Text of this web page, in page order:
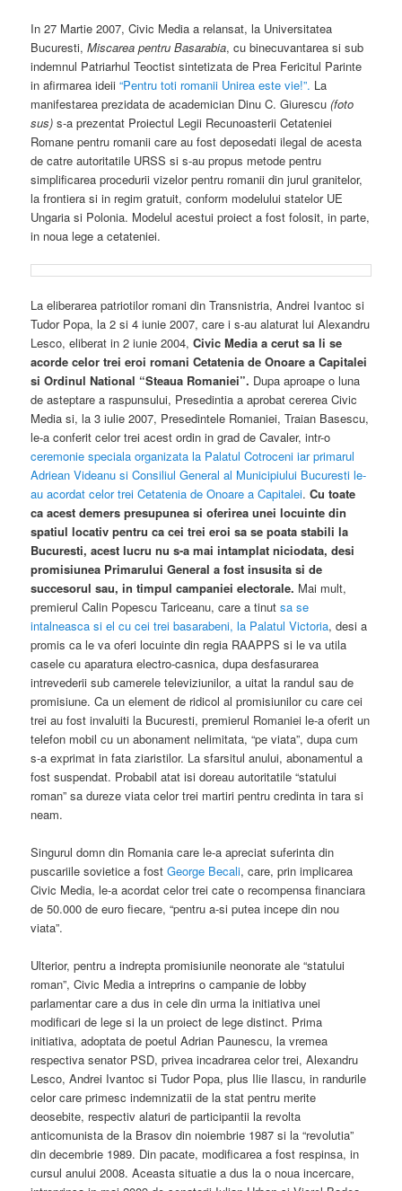
In 27 Martie 2007, Civic Media a relansat, la Universitatea
Bucuresti,Miscarea pentru Basarabia, cu binecuvantarea si sub
indemnul Patriarhul Teoctist sintetizata de Prea Fericitul Parinte
in afirmarea ideii“Pentru toti romanii Unirea este vie!”. La
manifestarea prezidata de academician Dinu C. Giurescu(foto
sus) s-a prezentat Proiectul Legii Recunoasterii Cetateniei
Romane pentru romanii care au fost deposedati ilegal de acesta
de catre autoritatile URSS si s-au propus metode pentru
simplificarea procedurii vizelor pentru romanii din jurul granitelor,
la frontiera si in regim gratuit, conform modelului statelor UE
Ungaria si Polonia. Modelul acestui proiect a fost folosit, in parte,
in noua lege a cetateniei.
La eliberarea patriotilor romani din Transnistria, Andrei Ivantoc si
Tudor Popa, la 2 si 4 iunie 2007, care i s-au alaturat lui Alexandru
Lesco, eliberat in 2 iunie 2004, Civic Media a cerut sa li se
acorde celor trei eroi romani Cetatenia de Onoare a Capitalei
si Ordinul National “Steaua Romaniei”. Dupa aproape o luna
de asteptare a raspunsului, Presedintia a aprobat cererea Civic
Media si, la 3 iulie 2007, Presedintele Romaniei, Traian Basescu,
le-a conferit celor trei acest ordin in grad de Cavaler, intr-o
ceremonie speciala organizata la Palatul Cotroceni iar primarul
Adriean Videanu si Consiliul General al Municipiului Bucuresti le-
au acordat celor trei Cetatenia de Onoare a Capitalei.Cu toate
ca acest demers presupunea si oferirea unei locuinte din
spatiul locativ pentru ca cei trei eroi sa se poata stabili la
Bucuresti, acest lucru nu s-a mai intamplat niciodata, desi
promisiunea Primarului General a fost insusita si de
succesorul sau, in timpul campaniei electorale. Mai mult,
premierul Calin Popescu Tariceanu, care a tinut sa se
intalneasca si el cu cei trei basarabeni, la Palatul Victoria, desi a
promis ca le va oferi locuinte din regia RAAPPS si le va utila
casele cu aparatura electro-casnica, dupa desfasurarea
intrevederii sub camerele televiziunilor, a uitat la randul sau de
promisiune. Ca un element de ridicol al promisiunilor cu care cei
trei au fost invaluiti la Bucuresti, premierul Romaniei le-a oferit un
telefon mobil cu un abonament nelimitata, “pe viata”, dupa cum
s-a exprimat in fata ziaristilor. La sfarsitul anului, abonamentul a
fost suspendat. Probabil atat isi doreau autoritatile “statului
roman” sa dureze viata celor trei martiri pentru credinta in tara si
neam.
Singurul domn din Romania care le-a apreciat suferinta din
puscariile sovietice a fostGeorge Becali, care, prin implicarea
Civic Media, le-a acordat celor trei cate o recompensa financiara
de 50.000 de euro fiecare, “pentru a-si putea incepe din nou
viata”.
Ulterior, pentru a indrepta promisiunile neonorate ale “statului
roman”, Civic Media a intreprins o campanie de lobby
parlamentar care a dus in cele din urma la initiativa unei
modificari de lege si la un proiect de lege distinct. Prima
initiativa, adoptata de poetul Adrian Paunescu, la vremea
respectiva senator PSD, privea incadrarea celor trei, Alexandru
Lesco, Andrei Ivantoc si Tudor Popa, plus Ilie Ilascu, in randurile
celor care primesc indemnizatii de la stat pentru merite
deosebite, respectiv alaturi de participantii la revolta
anticomunista de la Brasov din noiembrie 1987 si la “revolutia”
din decembrie 1989. Din pacate, modificarea a fost respinsa, in
cursul anului 2008. Aceasta situatie a dus la o noua incercare,